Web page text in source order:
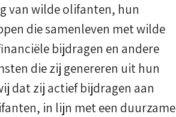
van wilde olifanten, hun
die samenleven met wilde
bijdragen en andere
die zij genereren uit hun
dat zij actief bijdragen aan
in lijn met een duurzame